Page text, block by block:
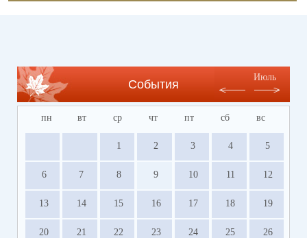
События
Июль
пн вт ср чт пт сб вс
1 2 3 4 5
6 7 8 9 10 11 12
13 14 15 16 17 18 19
20 21 22 23 24 25 26